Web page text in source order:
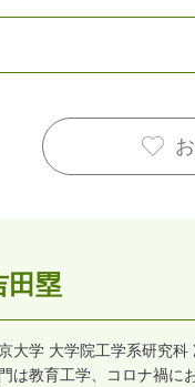
田塁
大学 大学院工学系研究科
は教育工学、コロナ禍に